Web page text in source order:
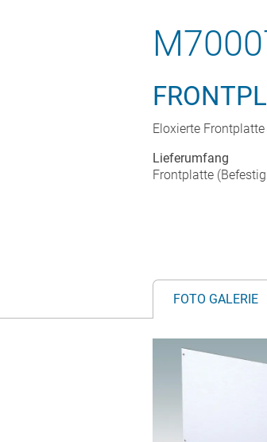
Eloxierte
Lieferumfang
Frontplatte
FOTO GALERIE